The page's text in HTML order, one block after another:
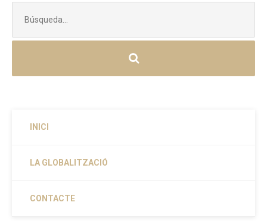
INICI
LA GLOBALITZACIÓ
CONTACTE